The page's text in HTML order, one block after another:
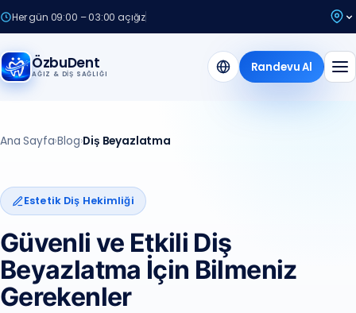
Her gün 09:00 – 03:00 açığız
ÖzbuDent
AĞIZ & DIŞ SAĞLIĞI Randevu Al
Ana Sayfa›Blog›Diş Beyazlatma
Estetik Diş Hekimliği
Güvenli ve Etkili Diş
Beyazlatma İçin Bilmeniz
Gerekenler